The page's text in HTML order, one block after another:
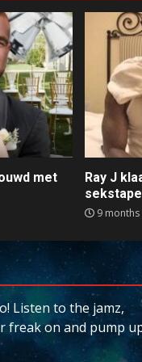
met
Ray J
sekstape
9 months
Listen to the jamz,
freak on and pump